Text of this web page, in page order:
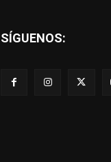
SÍGUENOS: